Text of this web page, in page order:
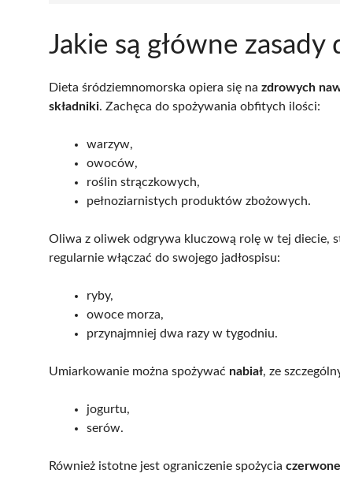
Jakie są główne
Dieta śródziemnomorska opiera się na zdrowych
składniki. Zachęca do spożywania obfitych ilości:
warzyw,
owoców,
roślin strączkowych,
pełnoziarnistych produktów zbożowych.
Oliwa z oliwek odgrywa kluczową rolę w tej diecie,
regularnie włączać do swojego jadłospisu:
ryby,
owoce morza,
przynajmniej dwa razy w tygodniu.
Umiarkowanie można spożywać nabiał, ze
jogurtu,
serów.
Również istotne jest ograniczenie spożycia